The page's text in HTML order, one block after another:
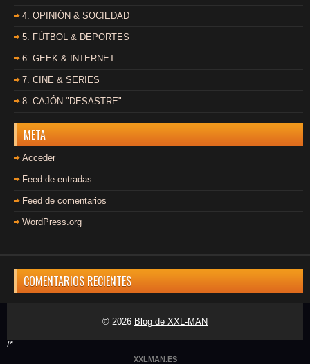
4. OPINIÓN & SOCIEDAD
5. FÚTBOL & DEPORTES
6. GEEK & INTERNET
7. CINE & SERIES
8. CAJÓN "DESASTRE"
META
Acceder
Feed de entradas
Feed de comentarios
WordPress.org
COMENTARIOS RECIENTES
© 2026 Blog de XXL-MAN
/*
XXLMAN.ES